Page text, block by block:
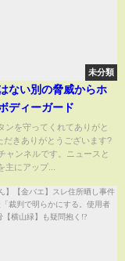
未分類
ない別の脅威からホ
ディーガード
ンを守ってくれてありがと
だきありがとうございます?
ャンネルです。ニュースと
主にアップ...